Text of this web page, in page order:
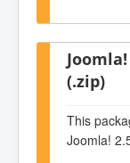
(.zip)
This
Joomla!